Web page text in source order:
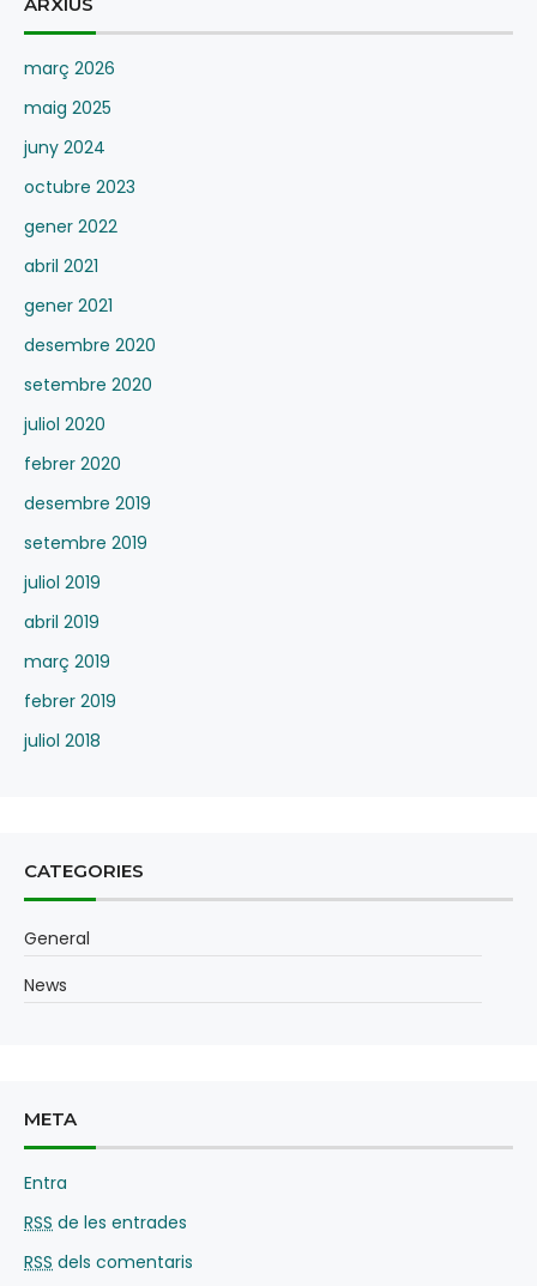
març 2026
maig 2025
juny 2024
octubre 2023
gener 2022
abril 2021
gener 2021
desembre 2020
setembre 2020
juliol 2020
febrer 2020
desembre 2019
setembre 2019
juliol 2019
abril 2019
març 2019
febrer 2019
juliol 2018
CATEGORIES
General
News
META
Entra
RSS de les entrades
RSS dels comentaris